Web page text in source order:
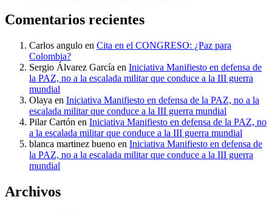
Comentarios recientes
Carlos angulo en Cita en el CONGRESO: ¿Paz para
Colombia?
Sergio Álvarez García en Iniciativa Manifiesto en defensa de
la PAZ, no a la escalada militar que conduce a la III guerra
mundial
Olaya en Iniciativa Manifiesto en defensa de la PAZ, no a la
escalada militar que conduce a la III guerra mundial
Pilar Cartón en Iniciativa Manifiesto en defensa de la PAZ, no
a la escalada militar que conduce a la III guerra mundial
blanca martinez bueno en Iniciativa Manifiesto en defensa de
la PAZ, no a la escalada militar que conduce a la III guerra
mundial
Archivos